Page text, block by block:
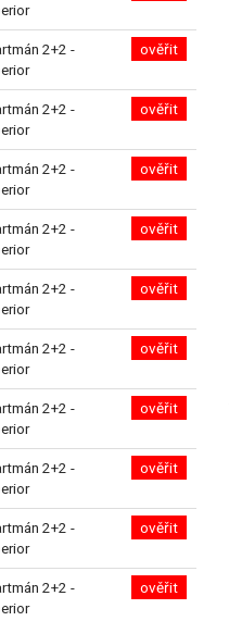
2+2 -
ověřit
2+2 -
ověřit
2+2 -
ověřit
2+2 -
ověřit
2+2 -
ověřit
2+2 -
ověřit
2+2 -
ověřit
2+2 -
ověřit
2+2 -
ověřit
2+2 -
ověřit